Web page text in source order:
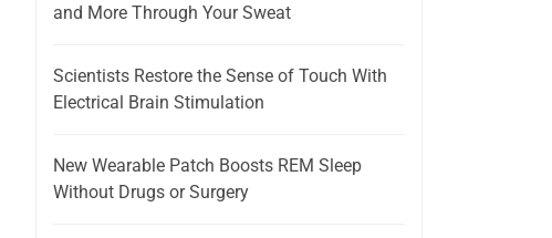
and More Through Your Sweat
Scientists Restore the Sense of Touch With
Electrical Brain Stimulation
New Wearable Patch Boosts REM Sleep
Without Drugs or Surgery